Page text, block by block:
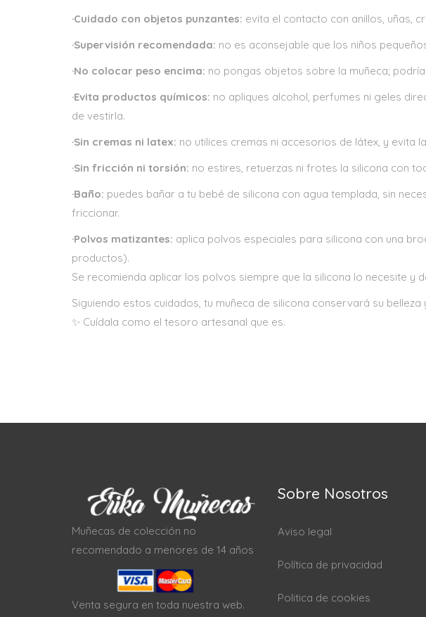
·Cuidado con objetos punzantes: evita el contacto con anillos, uñas,
·Supervisión recomendada: no es aconsejable que los niños
·No colocar peso encima: no pongas objetos sobre la muñeca;
·Evita productos químicos: no apliques alcohol, perfumes ni geles
de vestirla.
·Sin cremas ni latex: no utilices cremas ni accesorios de látex, y evita
·Sin fricción ni torsión: no estires, retuerzas ni frotes la silicona con
·Baño: puedes bañar a tu bebé de silicona con agua templada, sin
friccionar.
·Polvos matizantes: aplica polvos especiales para silicona con una
productos).
Se recomienda aplicar los polvos siempre que la silicona lo necesite y
Siguiendo estos cuidados, tu muñeca de silicona conservará su
✨ Cuídala como el tesoro artesanal que es.
Muñecas de colección no
recomendado a menores de 14 años
Venta segura en toda nuestra web.
Sobre Nosotros
Aviso legal
Política de privacidad
Politica de cookies